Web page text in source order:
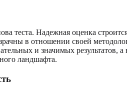
теста. Надежная оценка
в отношении своей
и значимых результатов,
ландшафта.